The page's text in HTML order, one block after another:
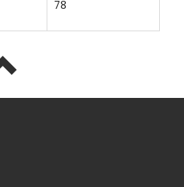
78